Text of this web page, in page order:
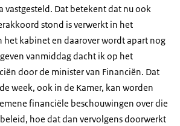
vastgesteld. Dat betekent dat nu ook
stond is verwerkt in het
het kabinet en daarover wordt apart nog
vanmiddag dacht ik op het
door de minister van Financiën. Dat
week, ook in de Kamer, kan worden
financiële beschouwingen over die
hoe dat dan vervolgens doorwerkt